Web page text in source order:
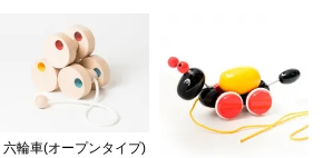
六輪車(オープンタイプ)